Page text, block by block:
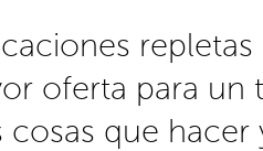
oferta para
que hacer